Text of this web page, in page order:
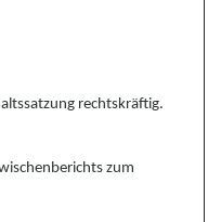
rechtskräftig.
zum